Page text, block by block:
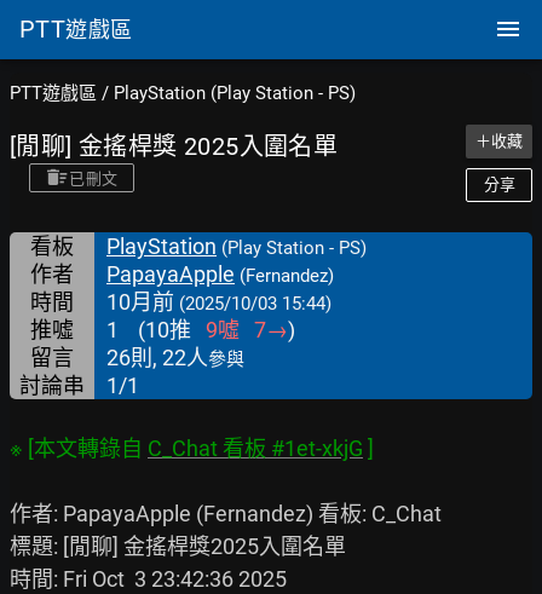
PTT遊戲區
PTT遊戲區 / PlayStation (Play Station - PS)
[閒聊] 金搖桿獎 2025入圍名單
已刪文
＋收藏
分享
看板 PlayStation (Play Station - PS)
作者 PapayaApple (Fernandez)
時間 10月前 (2025/10/03 15:44)
推噓 1 (10推 9噓 7→)
留言
26則, 22人參與
討論串 1/1
※ [本文轉錄自 C_Chat 看板 #1et-xkjG
作者: PapayaApple (Fernandez) 看板: C_Chat
標題: [閒聊] 金搖桿獎2025入圍名單
時間: Fri Oct  3 23:42:36 2025